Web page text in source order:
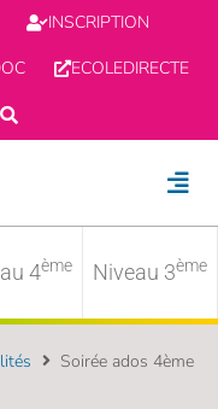
INSCRIPTION
ECOLEDIRECTE
4ème Niveau 3ème
Soirée ados 4ème